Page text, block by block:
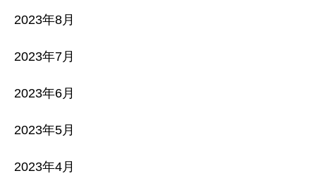
2023年8月
2023年7月
2023年6月
2023年5月
2023年4月